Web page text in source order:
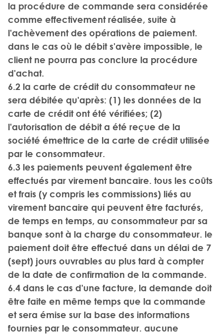
la procédure de commande sera considérée
comme effectivement réalisée, suite à
l'achèvement des opérations de paiement.
dans le cas où le débit s'avère impossible, le
client ne pourra pas conclure la procédure
d'achat.
6.2 la carte de crédit du consommateur ne
sera débitée qu'après: (1) les données de la
carte de crédit ont été vérifiées; (2)
l'autorisation de débit a été reçue de la
société émettrice de la carte de crédit utilisée
par le consommateur.
6.3 les paiements peuvent également être
effectués par virement bancaire. tous les coûts
et frais (y compris les commissions) liés au
virement bancaire qui peuvent être facturés,
de temps en temps, au consommateur par sa
banque sont à la charge du consommateur. le
paiement doit être effectué dans un délai de 7
(sept) jours ouvrables au plus tard à compter
de la date de confirmation de la commande.
6.4 dans le cas d'une facture, la demande doit
être faite en même temps que la commande
et sera émise sur la base des informations
fournies par le consommateur. aucune